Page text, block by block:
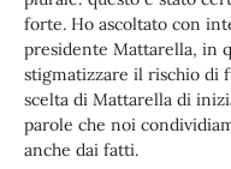
forte. Ho ascoltato con
presidente Mattarella, in
stigmatizzare il rischio di
scelta di Mattarella di
parole che noi
anche dai fatti.